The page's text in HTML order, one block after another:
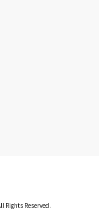
Rights Reserved.